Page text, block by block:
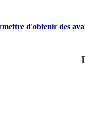
d'obtenir des